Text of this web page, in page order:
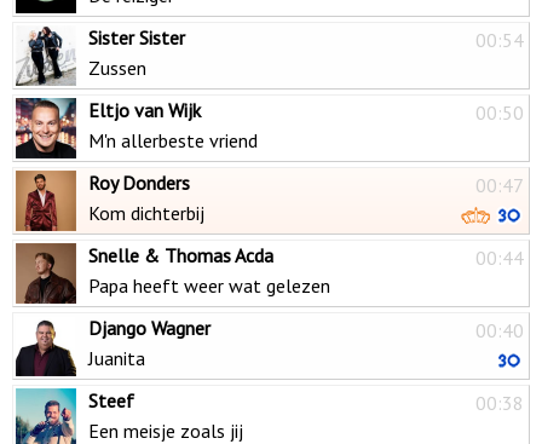
00:54
Sister Sister
Zussen
00:50
Eltjo van Wijk
M'n allerbeste vriend
00:47
Roy Donders
Kom dichterbij
00:44
Snelle & Thomas Acda
Papa heeft weer wat gelezen
00:40
Django Wagner
Juanita
00:38
Steef
Een meisje zoals jij